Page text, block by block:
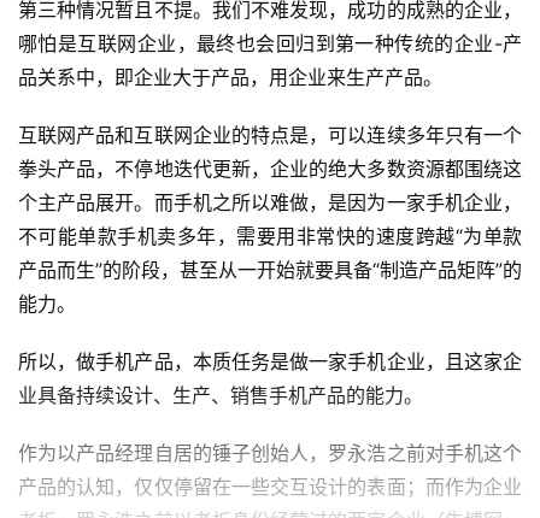
首
页
创
意
第三种情况暂且不提。我们不难发现，成功的成熟的企业，
哪怕是互联网企业，最终也会回归到第一种传统的企业-产
品关系中，即企业大于产品，用企业来生产产品。
互联网产品和互联网企业的特点是，可以连续多年只有一个
拳头产品，不停地迭代更新，企业的绝大多数资源都围绕这
个主产品展开。而手机之所以难做，是因为一家手机企业，
不可能单款手机卖多年，需要用非常快的速度跨越“为单款
产品而生”的阶段，甚至从一开始就要具备“制造产品矩阵”的
能力。
所以，做手机产品，本质任务是做一家手机企业，且这家企
业具备持续设计、生产、销售手机产品的能力。
作为以产品经理自居的锤子创始人，罗永浩之前对手机这个
产品的认知，仅仅停留在一些交互设计的表面；而作为企业